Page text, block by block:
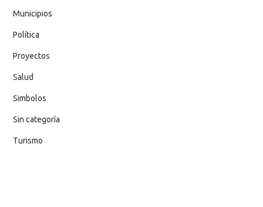
Municipios
Política
Proyectos
Salud
Simbolos
Sin categoría
Turismo